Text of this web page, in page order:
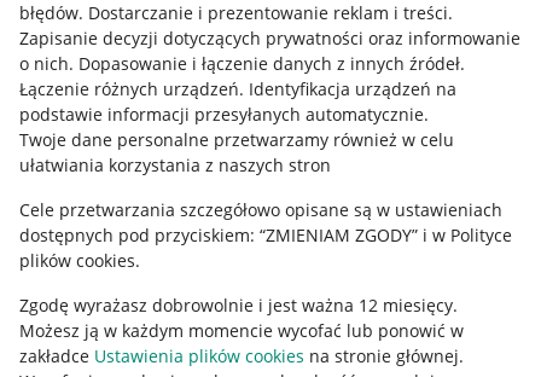
błędów. Dostarczanie i prezentowanie reklam i treści.
Zapisanie decyzji dotyczących prywatności oraz informowanie
o nich. Dopasowanie i łączenie danych z innych źródeł.
Łączenie różnych urządzeń. Identyfikacja urządzeń na
podstawie informacji przesyłanych automatycznie.
Twoje dane personalne przetwarzamy również w celu
ułatwiania korzystania z naszych stron
Cele przetwarzania szczegółowo opisane są w ustawieniach
dostępnych pod przyciskiem: “ZMIENIAM ZGODY” i w Polityce
plików cookies.
Zgodę wyrażasz dobrowolnie i jest ważna 12 miesięcy.
Możesz ją w każdym momencie wycofać lub ponowić w
zakładce Ustawienia plików cookies na stronie głównej.
Informacje prawne
Regulamin
Polityka plików "cookies"
Ustawienia plików "cookies"
Udostępnianie lokalizacji
Informacje dla Aktu o Usługach Cyfrowych
Pobierz aplikację